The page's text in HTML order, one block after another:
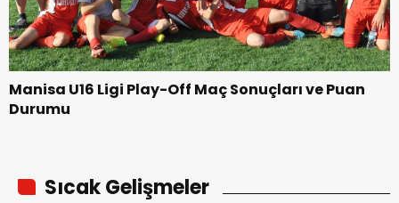
Manisa U16 Ligi Play-Off Maç Sonuçları ve Puan
Durumu
Sıcak Gelişmeler